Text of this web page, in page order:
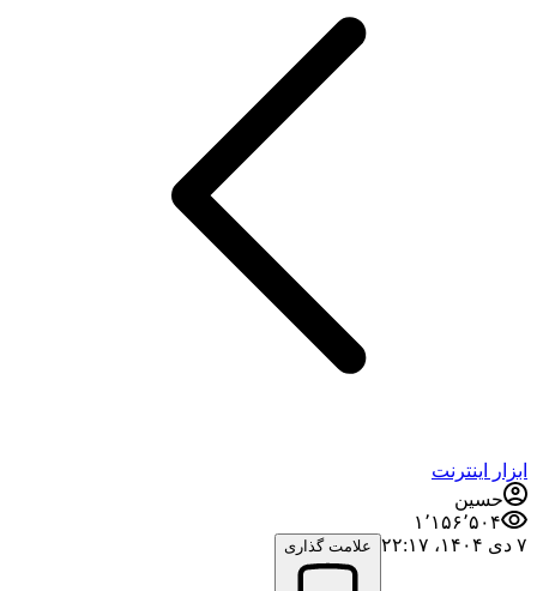
اینترنت
حسین
۱٬۱۵۶٬۵۰۴
علامت گذاری